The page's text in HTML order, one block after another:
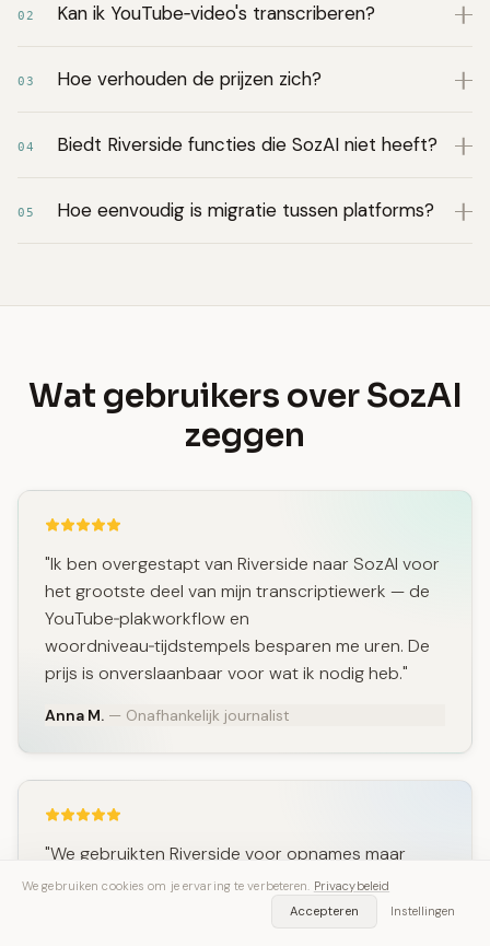
02 Kan ik YouTube‑video's transcriberen?
03 Hoe verhouden de prijzen zich?
04 Biedt Riverside functies die SozAI niet heeft?
05 Hoe eenvoudig is migratie tussen platforms?
Wat gebruikers over SozAI
zeggen
"Ik ben overgestapt van Riverside naar SozAI voor
het grootste deel van mijn transcriptiewerk — de
YouTube‑plakworkflow en
woordniveau‑tijdstempels besparen me uren. De
prijs is onverslaanbaar voor wat ik nodig heb."
Anna M. — Onafhankelijk journalist
"We gebruikten Riverside voor opnames maar
hebben dagelijkse transcriptietaken naar SozAI
verhuisd. De diarisatie voor 10 sprekers en de
PDF‑exports maken onderzoeks‑samenvattingen
We gebruiken cookies om je ervaring te verbeteren. Privacybeleid
Accepteren
Instellingen